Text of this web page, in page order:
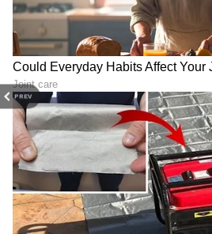
PREV
6
Image Credit :Getty
3. ನ್ಯೂಜಿಲೆಂಡ್: